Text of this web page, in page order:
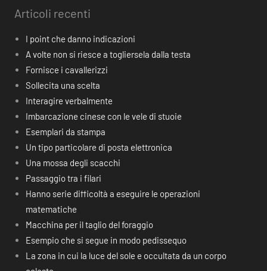
Articoli recenti
I point che danno indicazioni
A volte non si riesce a togliersela dalla testa
Fornisce i cavallerizzi
Sollecita una scelta
Interagire verbalmente
Imbarcazione cinese con le vele di stuoie
Esemplari da stampa
Un tipo particolare di posta elettronica
Una mossa degli scacchi
Passaggio tra i filari
Hanno serie difficoltà a eseguire le operazioni
matematiche
Macchina per il taglio del foraggio
Esempio che si segue in modo pedissequo
La zona in cui la luce del sole e occultata da un corpo